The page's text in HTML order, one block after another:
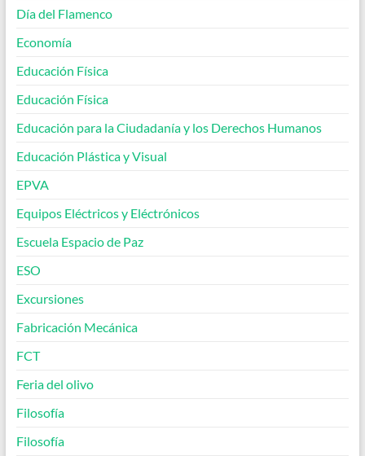
Día del Flamenco
Economía
Educación Física
Educación Física
Educación para la Ciudadanía y los Derechos Humanos
Educación Plástica y Visual
EPVA
Equipos Eléctricos y Eléctrónicos
Escuela Espacio de Paz
ESO
Excursiones
Fabricación Mecánica
FCT
Feria del olivo
Filosofía
Filosofía